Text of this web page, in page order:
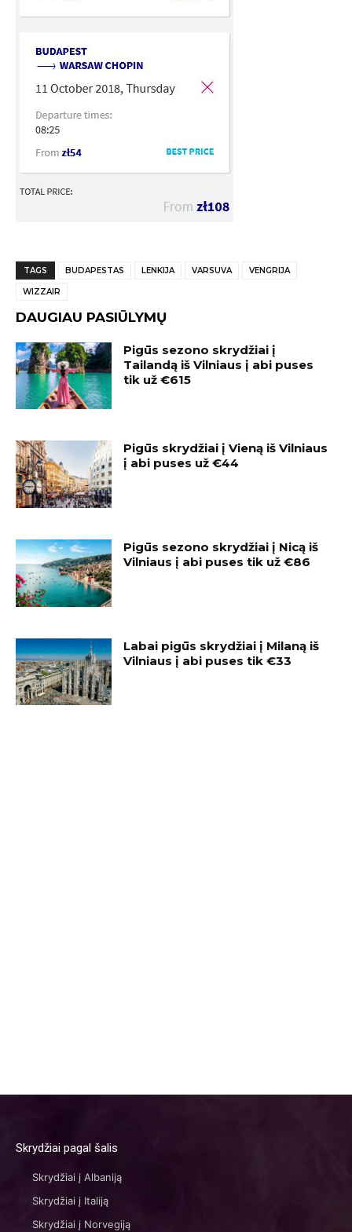
TAGS BUDAPESTAS LENKIJA VARSUVA VENGRIJA
WIZZAIR
DAUGIAU PASIŪLYMŲ
Pigūs sezono skrydžiai į
Tailandą iš Vilniaus į abi puses
tik už €615
Pigūs skrydžiai į Vieną iš Vilniaus
į abi puses už €44
Pigūs sezono skrydžiai į Nicą iš
Vilniaus į abi puses tik už €86
Labai pigūs skrydžiai į Milaną iš
Vilniaus į abi puses tik €33
Skrydžiai pagal šalis
Skrydžiai į Albaniją
Skrydžiai į Italiją
Skrydžiai į Norvegiją